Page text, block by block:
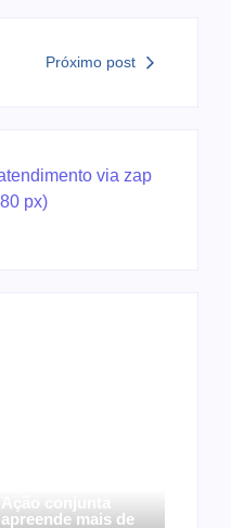
Próximo post
Ação conjunta
apreende mais de